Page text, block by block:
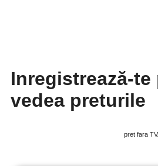
Inregistrează-te
vedea preturile
pret fara